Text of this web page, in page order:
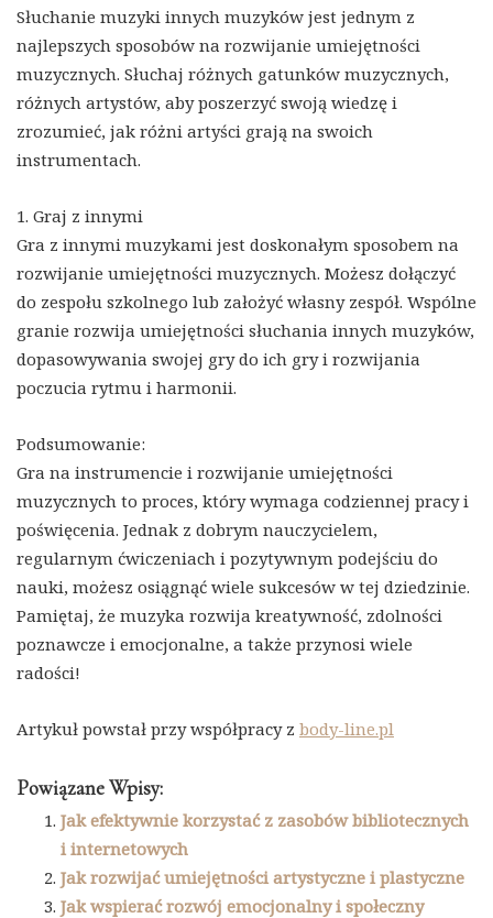
Słuchanie muzyki innych muzyków jest jednym z
najlepszych sposobów na rozwijanie umiejętności
muzycznych. Słuchaj różnych gatunków muzycznych,
różnych artystów, aby poszerzyć swoją wiedzę i
zrozumieć, jak różni artyści grają na swoich
instrumentach.
1. Graj z innymi
Gra z innymi muzykami jest doskonałym sposobem na
rozwijanie umiejętności muzycznych. Możesz dołączyć
do zespołu szkolnego lub założyć własny zespół. Wspólne
granie rozwija umiejętności słuchania innych muzyków,
dopasowywania swojej gry do ich gry i rozwijania
poczucia rytmu i harmonii.
Podsumowanie:
Gra na instrumencie i rozwijanie umiejętności
muzycznych to proces, który wymaga codziennej pracy i
poświęcenia. Jednak z dobrym nauczycielem,
regularnym ćwiczeniach i pozytywnym podejściu do
nauki, możesz osiągnąć wiele sukcesów w tej dziedzinie.
Pamiętaj, że muzyka rozwija kreatywność, zdolności
poznawcze i emocjonalne, a także przynosi wiele
radości!
Artykuł powstał przy współpracy z body-line.pl
Powiązane Wpisy:
Jak efektywnie korzystać z zasobów bibliotecznych
i internetowych
Jak rozwijać umiejętności artystyczne i plastyczne
Jak wspierać rozwój emocjonalny i społeczny